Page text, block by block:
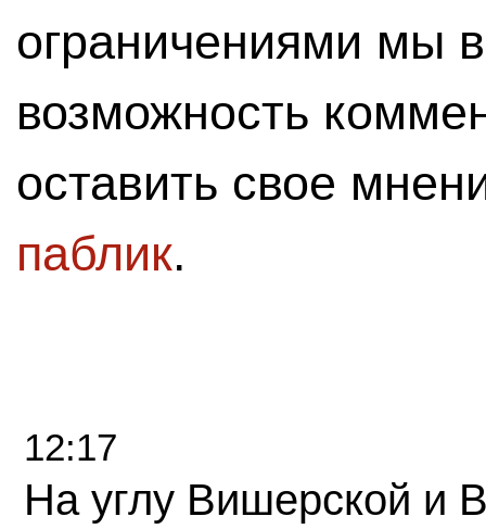
ограничениями мы
возможность
оставить свое
паблик.
12:17
На углу Вишерской и